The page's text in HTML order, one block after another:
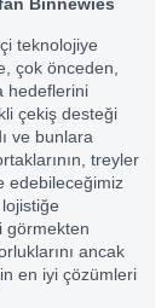
Binnewies
teknolojiye
çok önceden,
hedeflerini
çekiş desteği
ve bunlara
treyler
edebileceğimiz
görmekten
ancak
en iyi çözümleri